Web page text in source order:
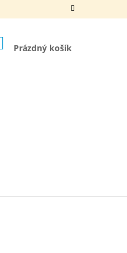
NÁKUPNÍ
KOŠÍK
Prázdný košík